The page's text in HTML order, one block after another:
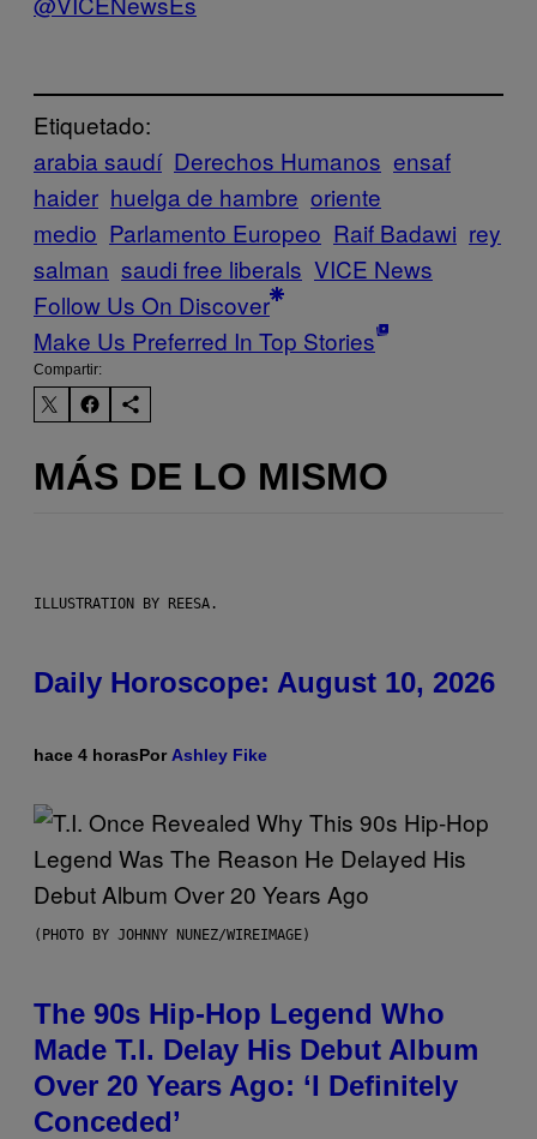
Etiquetado:
arabia saudí Derechos Humanos ensaf
haider huelga de hambre oriente
medio Parlamento Europeo Raif Badawi rey
salman saudi free liberals VICE News
Follow Us On Discover
Make Us Preferred In Top Stories
Compartir:
MÁS DE LO MISMO
ILLUSTRATION BY REESA.
Daily Horoscope: August 10, 2026
hace 4 horasPorAshley Fike
(PHOTO BY JOHNNY NUNEZ/WIREIMAGE)
The 90s Hip-Hop Legend Who
Made T.I. Delay His Debut Album
Over 20 Years Ago: ‘I Definitely
Conceded’